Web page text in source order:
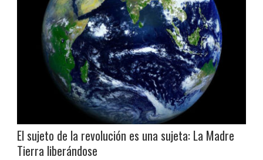
El sujeto de la revolución es una sujeta: La Madre
Tierra liberándose